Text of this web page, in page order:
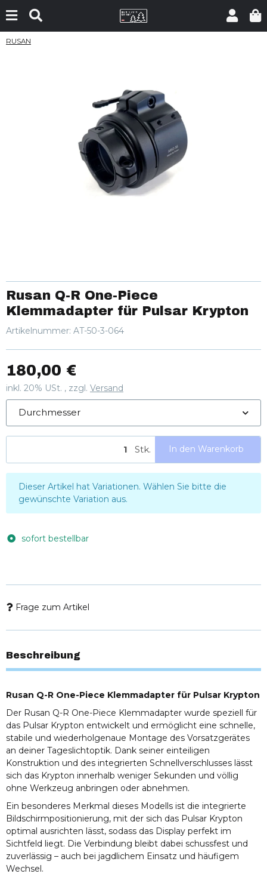
RUSAN
Rusan Q-R One-Piece
Klemmadapter für Pulsar Krypton
Artikelnummer: AT-50-3-064
180,00 €
inkl. 20% USt. , zzgl. Versand
Durchmesser
Stk. In den Warenkorb
xDieser Artikel hat Variationen. Wählen Sie bitte die
gewünschte Variation aus.
sofort bestellbar
Frage zum Artikel
Beschreibung
Rusan Q-R One-Piece Klemmadapter für Pulsar Krypton
Der Rusan Q-R One-Piece Klemmadapter wurde speziell für
das Pulsar Krypton entwickelt und ermöglicht eine schnelle,
stabile und wiederholgenaue Montage des Vorsatzgerätes
an deiner Tageslichtoptik. Dank seiner einteiligen
Konstruktion und des integrierten Schnellverschlusses lässt
sich das Krypton innerhalb weniger Sekunden und völlig
ohne Werkzeug anbringen oder abnehmen.
Ein besonderes Merkmal dieses Modells ist die integrierte
Bildschirmpositionierung, mit der sich das Pulsar Krypton
optimal ausrichten lässt, sodass das Display perfekt im
Sichtfeld liegt. Die Verbindung bleibt dabei schussfest und
zuverlässig – auch bei jagdlichem Einsatz und häufigem
Wechsel.